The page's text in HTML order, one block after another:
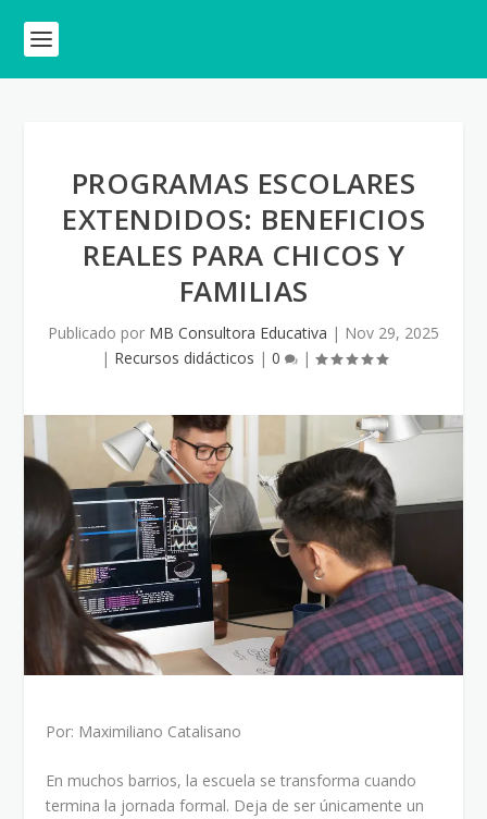
PROGRAMAS ESCOLARES
EXTENDIDOS: BENEFICIOS
REALES PARA CHICOS Y
FAMILIAS
Publicado por MB Consultora Educativa | Nov 29, 2025
| Recursos didácticos | 0 |
Por: Maximiliano Catalisano
En muchos barrios, la escuela se transforma cuando
termina la jornada formal. Deja de ser únicamente un